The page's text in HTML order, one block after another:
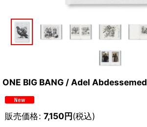
ONE BIG BANG / Adel Abdessemed
販売価格: 7,150円(税込)